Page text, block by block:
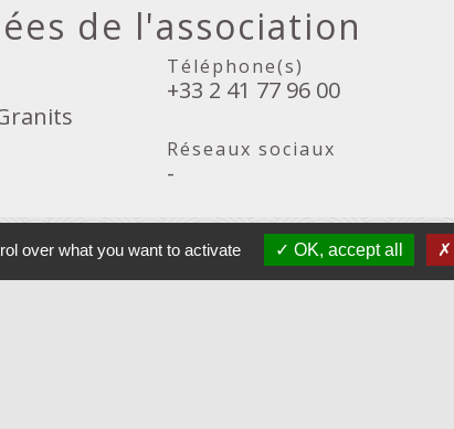
de l'association
Téléphone(s)
+33 2 41 77 96 00
Réseaux sociaux
-
over what you want to activate OK, accept all